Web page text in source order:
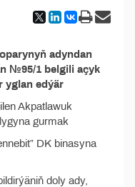
adyndan
№95/1 belgili açyk
yglan edýär
Akpatlawuk
gurmak
DK binasyna
doly ady,